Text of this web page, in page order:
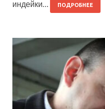
индейки… ПОДРОБНЕЕ